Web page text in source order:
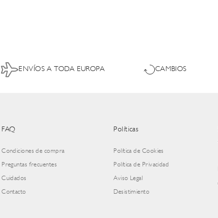
ENVÍOS A TODA EUROPA CAMBIOS
FAQ
Condiciones de compra
Preguntas frecuentes
Cuidados
Contacto
Políticas
Política de Cookies
Política de Privacidad
Aviso Legal
Desistimiento